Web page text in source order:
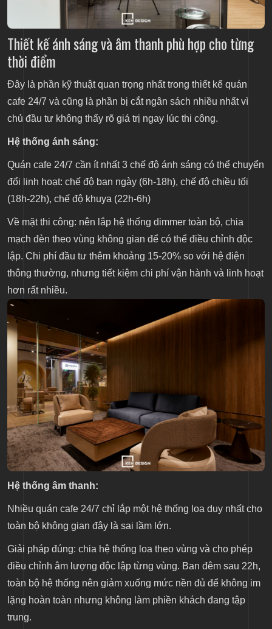
Thiết kế ánh sáng và âm thanh phù hợp cho từng
thời điểm
Đây là phần kỹ thuật quan trọng nhất trong thiết kế quán
cafe 24/7 và cũng là phần bị cắt ngân sách nhiều nhất vì
chủ đầu tư không thấy rõ giá trị ngay lúc thi công.
Hệ thống ánh sáng:
Quán cafe 24/7 cần ít nhất 3 chế độ ánh sáng có thể chuyển
đổi linh hoạt: chế độ ban ngày (6h-18h), chế độ chiều tối
(18h-22h), chế độ khuya (22h-6h)
Về mặt thi công: nên lắp hệ thống dimmer toàn bộ, chia
mạch đèn theo vùng không gian để có thể điều chỉnh độc
lập. Chi phí đầu tư thêm khoảng 15-20% so với hệ điện
thông thường, nhưng tiết kiệm chi phí vận hành và linh hoạt
hơn rất nhiều.
Hệ thống âm thanh:
Nhiều quán cafe 24/7 chỉ lắp một hệ thống loa duy nhất cho
toàn bộ không gian đây là sai lầm lớn.
Giải pháp đúng: chia hệ thống loa theo vùng và cho phép
điều chỉnh âm lượng độc lập từng vùng. Ban đêm sau 22h,
toàn bộ hệ thống nên giảm xuống mức nền đủ để không im
lặng hoàn toàn nhưng không làm phiền khách đang tập
trung.